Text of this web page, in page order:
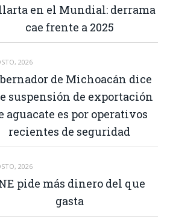
en el Mundial: derrama
cae frente a 2025
2026
de Michoacán dice
suspensión de exportación
aguacate es por operativos
recientes de seguridad
2026
pide más dinero del que
gasta